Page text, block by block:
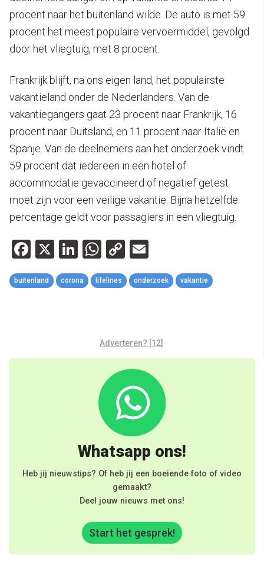
procent naar het buitenland wilde. De auto is met 59
procent het meest populaire vervoermiddel, gevolgd
door het vliegtuig, met 8 procent.
Frankrijk blijft, na ons eigen land, het populairste
vakantieland onder de Nederlanders. Van de
vakantiegangers gaat 23 procent naar Frankrijk, 16
procent naar Duitsland, en 11 procent naar Italië en
Spanje. Van de deelnemers aan het onderzoek vindt
59 procent dat iedereen in een hotel of
accommodatie gevaccineerd of negatief getest
moet zijn voor een veilige vakantie. Bijna hetzelfde
percentage geldt voor passagiers in een vliegtuig.
Facebook
X LinkedIn
WhatsApp
Copy
Link
buitenland corona lifelines onderzoek vakantie
Adverteren? [12]
Whatsapp ons!
Heb jij nieuwstips? Of heb jij een boeiende foto of video
gemaakt?
Deel jouw nieuws met ons!
Start het gesprek!